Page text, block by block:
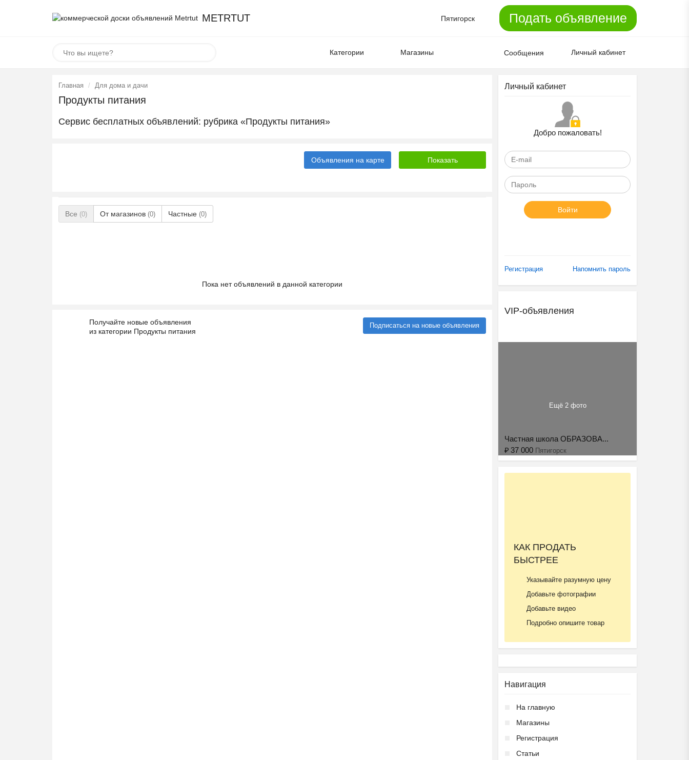
METRTUT Пятигорск Подать объявление
Категории Магазины Сообщения Личный кабинет
Главная Для дома и дачи
Продукты питания
Сервис бесплатных объявлений: рубрика «Продукты питания»
Объявления на карте
Все (0) От магазинов (0) Частные (0)
Пока нет объявлений в данной категории
Получайте новые объявления
из категории Продукты питания
Подписаться на новые объявления
Личный кабинет
Добро пожаловать!
Войти
Регистрация Напомнить пароль
VIP-объявления
Ещё 2 фото
Частная школа ОБРАЗОВА...
₽ 37 000 Пятигорск
Подготовка к школе ОБР...
Частный детский сад ОБ...
КАК ПРОДАТЬ
БЫСТРЕЕ
Указывайте разумную цену
Добавьте фотографии
Добавьте видео
Подробно опишите товар
Навигация
На главную
Магазины
Регистрация
Статьи